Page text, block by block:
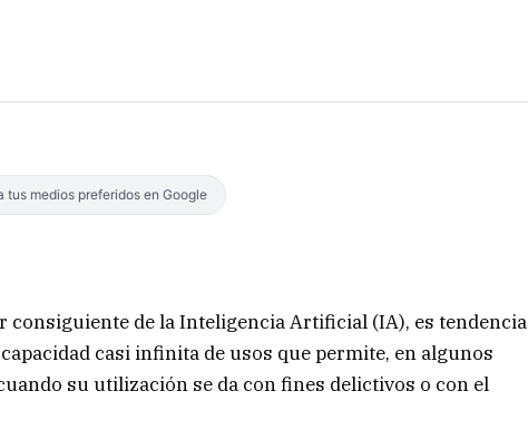
tus medios preferidos en Google
consiguiente de la Inteligencia Artificial (IA), es tendencia
casi infinita de usos que permite, en algunos
su utilización se da con fines delictivos o con el